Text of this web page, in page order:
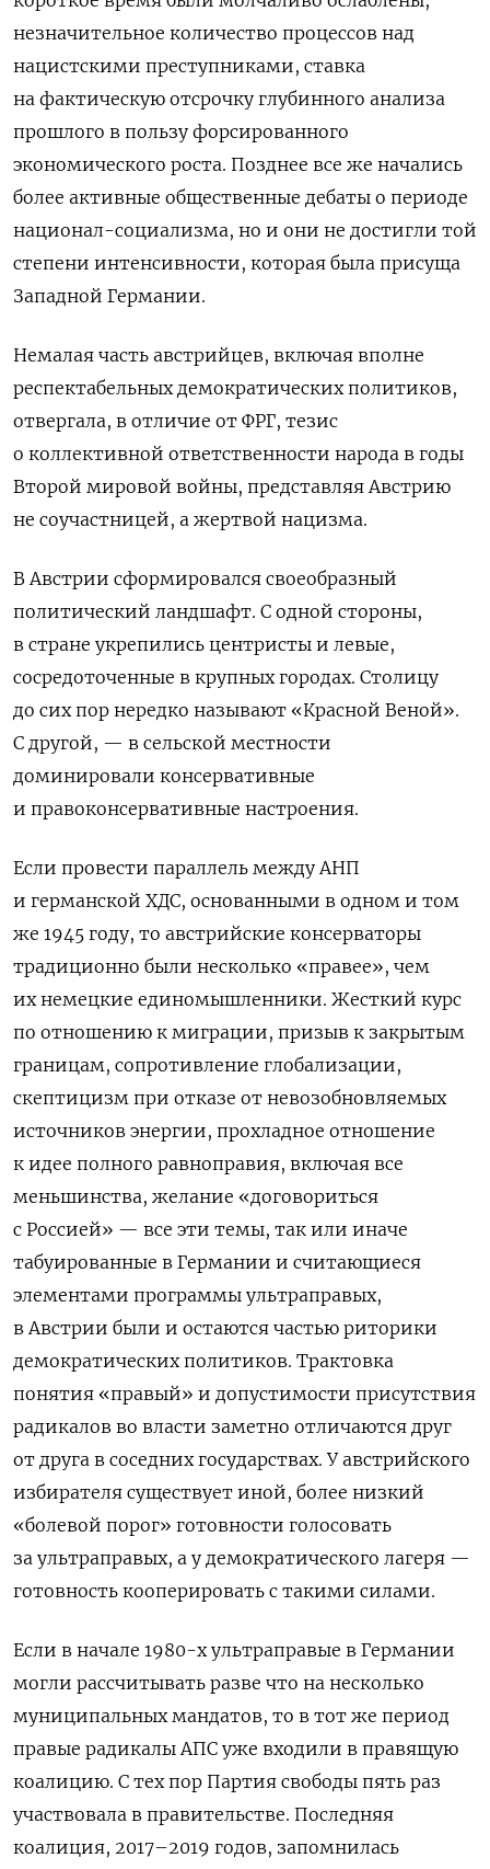
незначительное количество процессов над
нацистскими преступниками, ставка
на фактическую отсрочку глубинного анализа
прошлого в пользу форсированного
экономического роста. Позднее все же начались
более активные общественные дебаты о периоде
национал-социализма, но и они не достигли той
степени интенсивности, которая была присуща
Западной Германии.
Немалая часть австрийцев, включая вполне
респектабельных демократических политиков,
отвергала, в отличие от ФРГ, тезис
о коллективной ответственности народа в годы
Второй мировой войны, представляя Австрию
не соучастницей, а жертвой нацизма.
В Австрии сформировался своеобразный
политический ландшафт. С одной стороны,
в стране укрепились центристы и левые,
сосредоточенные в крупных городах. Столицу
до сих пор нередко называют «Красной Веной».
С другой, — в сельской местности
доминировали консервативные
и правоконсервативные настроения.
Если провести параллель между АНП
и германской ХДС, основанными в одном и том
же 1945 году, то австрийские консерваторы
традиционно были несколько «правее», чем
их немецкие единомышленники. Жесткий курс
по отношению к миграции, призыв к закрытым
границам, сопротивление глобализации,
скептицизм при отказе от невозобновляемых
источников энергии, прохладное отношение
к идее полного равноправия, включая все
меньшинства, желание «договориться
с Россией» — все эти темы, так или иначе
табуированные в Германии и считающиеся
элементами программы ультраправых,
в Австрии были и остаются частью риторики
демократических политиков. Трактовка
понятия «правый» и допустимости присутствия
радикалов во власти заметно отличаются друг
от друга в соседних государствах. У австрийского
избирателя существует иной, более низкий
«болевой порог» готовности голосовать
за ультраправых, а у демократического лагеря —
готовность кооперировать с такими силами.
Если в начале 1980-х ультраправые в Германии
могли рассчитывать разве что на несколько
муниципальных мандатов, то в тот же период
правые радикалы АПС уже входили в правящую
коалицию. С тех пор Партия свободы пять раз
участвовала в правительстве. Последняя
коалиция, 2017–2019 годов, запомнилась